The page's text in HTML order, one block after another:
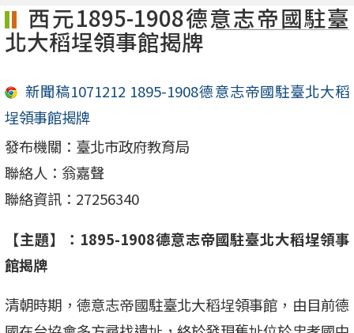
西元1895-1908德意志帝國駐臺
北大稻埕領事館揭牌
新聞稿1071212 1895-1908德意志帝國駐臺北大稻
埕領事館揭牌
發布機關：臺北市政府教育局
聯絡人：翁嘉聲
聯絡資訊：27256340
【主題】： 1895-1908德意志帝國駐臺北大稻埕領事
館揭牌
清朝時期，德意志帝國駐臺北大稻埕領事館，由目前德